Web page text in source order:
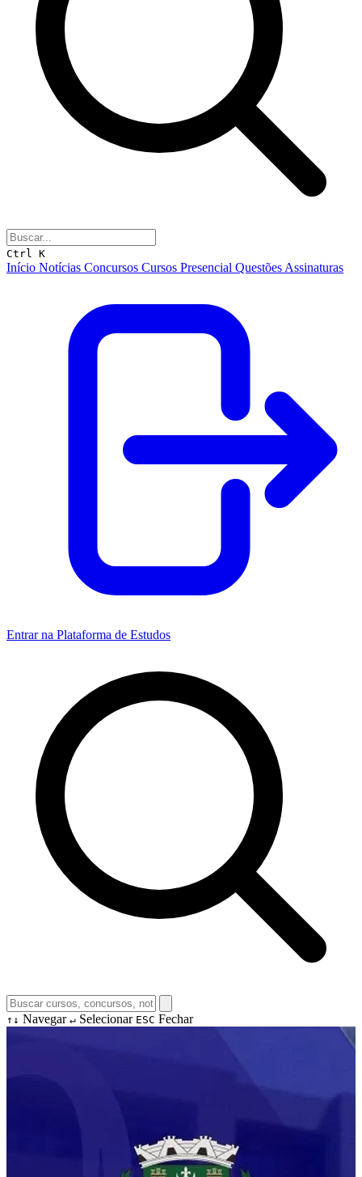
Ctrl K
Início Notícias Concursos Cursos Presencial Questões Assinaturas
Entrar na Plataforma de Estudos
↑↓ Navegar ↵ Selecionar ESC Fechar